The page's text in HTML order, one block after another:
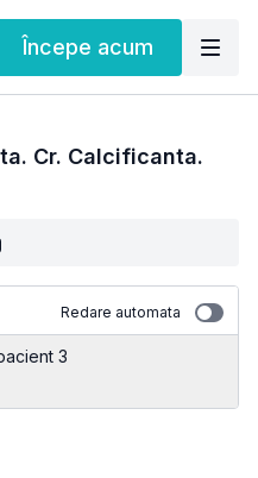
Începe acum
Cr. Calcificanta.
Redare automata
3